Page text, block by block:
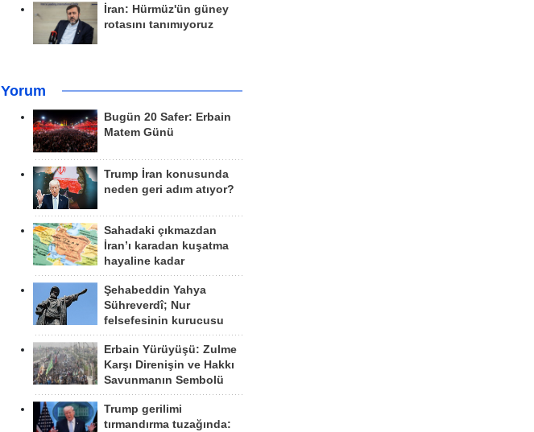
İran: Hürmüz'ün güney
rotasını tanımıyoruz
Yorum
Bugün 20 Safer: Erbain
Matem Günü
Trump İran konusunda
neden geri adım atıyor?
Sahadaki çıkmazdan
İran’ı karadan kuşatma
hayaline kadar
Şehabeddin Yahya
Sühreverdî; Nur
felsefesinin kurucusu
Erbain Yürüyüşü: Zulme
Karşı Direnişin ve Hakkı
Savunmanın Sembolü
Trump gerilimi
tırmandırma tuzağında: